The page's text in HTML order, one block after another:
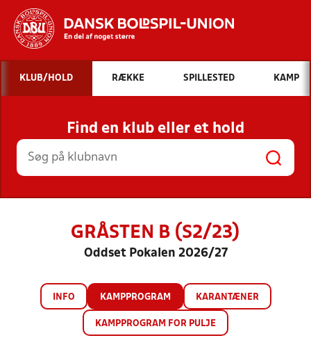
Hvad vil du søge efter?
INDHOLD OG NYHEDER
STILLINGER, RESULTATER, KLUBBER OG
HOLD
KLUB/HOLD RÆKKE SPILLESTED KAMP
Find en klub eller et hold
GRÅSTEN B (S2/23)
Oddset Pokalen 2026/27
INFO KAMPPROGRAM KARANTÆNER
KAMPPROGRAM FOR PULJE